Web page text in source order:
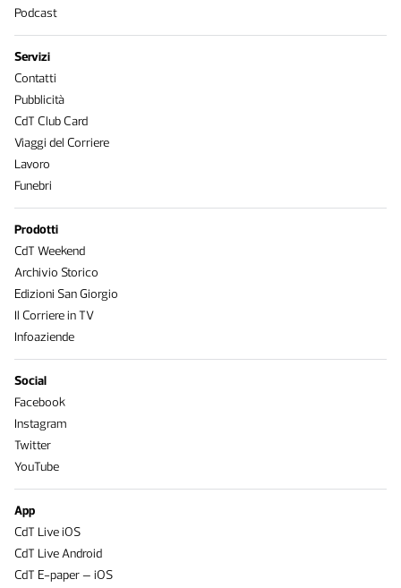
Podcast
Servizi
Contatti
Pubblicità
CdT Club Card
Viaggi del Corriere
Lavoro
Funebri
Prodotti
CdT Weekend
Archivio Storico
Edizioni San Giorgio
Il Corriere in TV
Infoaziende
Social
Facebook
Instagram
Twitter
YouTube
App
CdT Live iOS
CdT Live Android
CdT E-paper – iOS